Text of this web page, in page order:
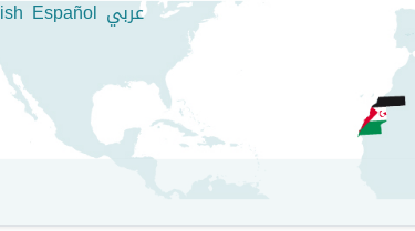
عربي Español